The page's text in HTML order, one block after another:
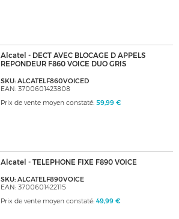
Alcatel - DECT AVEC BLOCAGE D APPELS
REPONDEUR F860 VOICE DUO GRIS
SKU: ALCATELF860VOICED
EAN: 3700601423808
Prix de vente moyen constaté: 59,99 €
Alcatel - TELEPHONE FIXE F890 VOICE
SKU: ALCATELF890VOICE
EAN: 3700601422115
Prix de vente moyen constaté: 49,99 €